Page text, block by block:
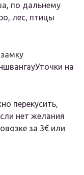
по дальнему
лес, птицы
Уточки на
перекусить,
нет желания
за 3€ или